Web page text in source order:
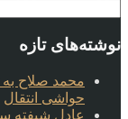
نوشته‌های تازه
محمد صلاح به
حواشی انتقال
عادل شیفته